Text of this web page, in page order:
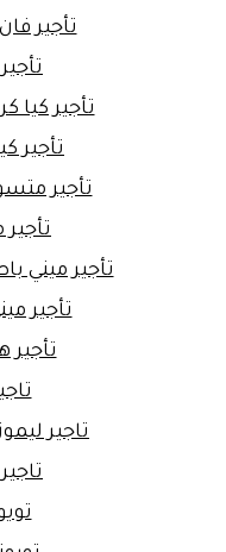
تأجير
تأجير كيا
تأجير
تأجير
تأجير ميني
تأجير
تاجير